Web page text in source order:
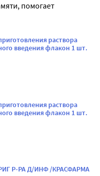
помогает
раствора
введения флакон 1 шт.
раствора
введения флакон 1 шт.
Р-РА Д/ИНФ /КРАСФАРМА